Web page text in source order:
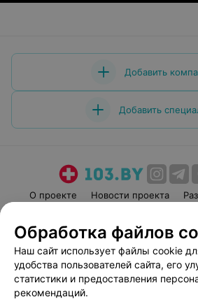
Добавить
Добавить
О проекте Новости проекта
Пользовательское соглашение
Вакансии
Написать руководителю
Обработка файлов
Наш сайт использует файлы cookie
удобства пользователей сайта, его
статистики и предоставления
рекомендаций.